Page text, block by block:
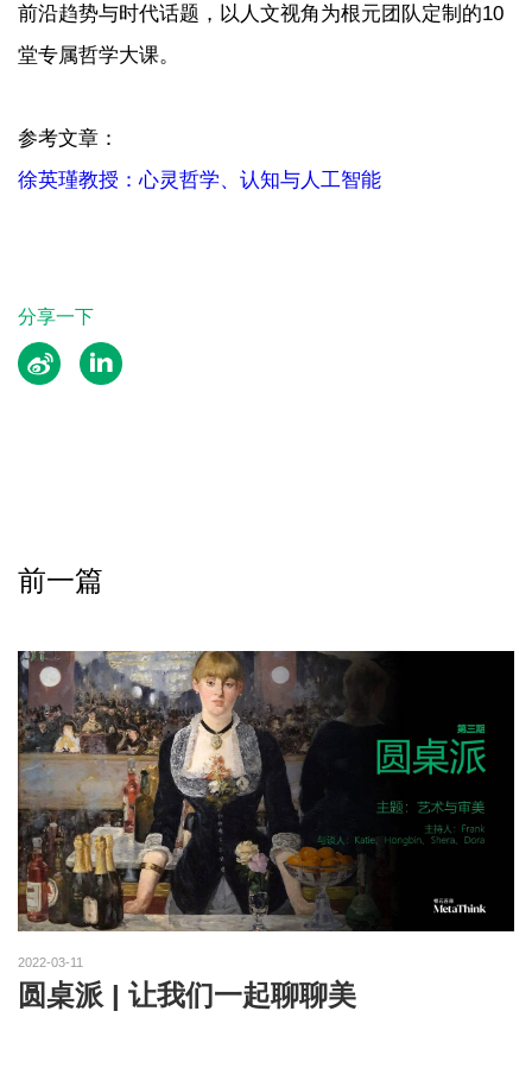
前沿趋势与时代话题，以人文视角为根元团队定制的10
堂专属哲学大课。
参考文章：
徐英瑾教授：心灵哲学、认知与人工智能
分享一下
前一篇
2022-03-11
圆桌派 | 让我们一起聊聊美